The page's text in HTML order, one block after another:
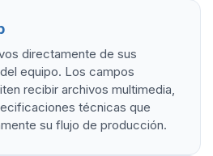
directamente de sus
equipo. Los campos
recibir archivos multimedia,
técnicas que
su flujo de producción.